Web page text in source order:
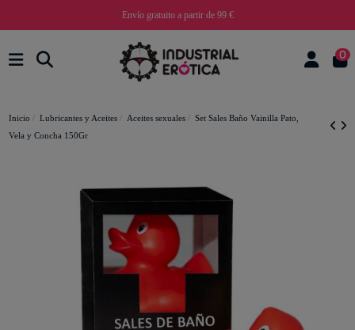
Envío gratuito a partir de 99 €
0
Inicio Lubricantes y Aceites Aceites sexuales
Set Sales Baño Vainilla Pato,
Vela y Concha 150Gr